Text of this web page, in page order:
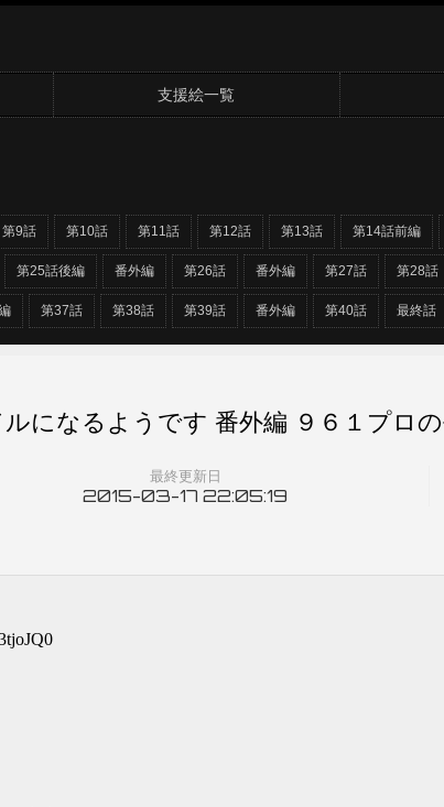
支援絵一覧
第9話 第10話 第11話 第12話 第13話 第14話前編
第25話後編 番外編 第26話 番外編 第27話 第28話
第37話 第38話 第39話 番外編 第40話 最終話
最終更新日
2015-03-17 22:05:19
になるようです 番外編 ９６１プロ